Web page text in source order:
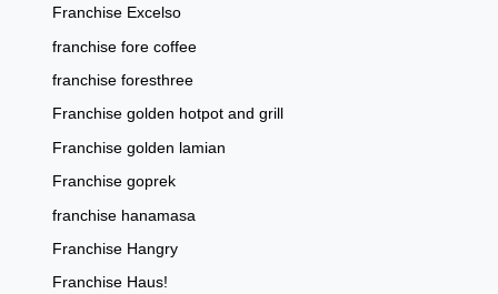
Franchise Excelso
franchise fore coffee
franchise foresthree
Franchise golden hotpot and grill
Franchise golden lamian
Franchise goprek
franchise hanamasa
Franchise Hangry
Franchise Haus!